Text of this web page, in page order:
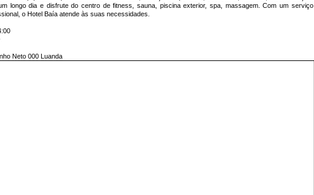
longo dia e disfrute do centro de fitness, sauna, piscina exterior, spa, massagem. Com um serviço
o Hotel Baía atende às suas necessidades.
Neto 000 Luanda